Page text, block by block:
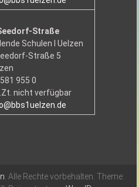
Straße
Schulen I Uelzen
Straße 5
955 0
nicht verfügbar
. Alle Rechte vorbehalten. Theme: